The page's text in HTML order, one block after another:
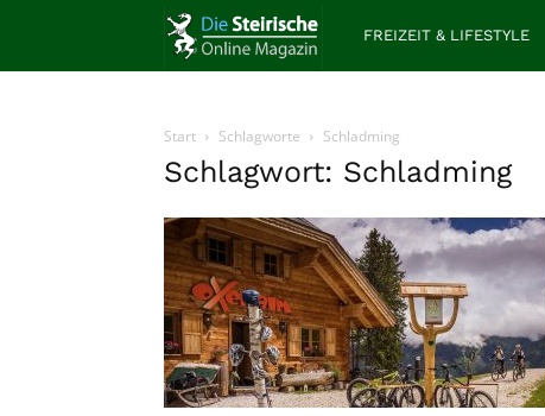
DieFREIZEIT & LIFESTYLE
Start Schlagworte Schladming
Schlagwort: Schladming